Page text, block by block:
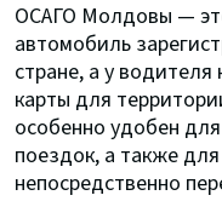
ОСАГО Молдовы —
автомобиль
стране, а у
карты для
особенно удобен
поездок, а также
непосредственно